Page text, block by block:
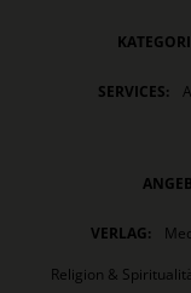
SERVICES:
VERLAG:
Religion &